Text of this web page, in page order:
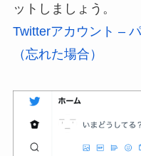
ットしましょう。
Twitterアカウント –
（忘れた場合）